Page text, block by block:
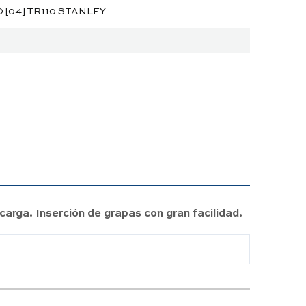
[04] TR110 STANLEY
Inserción de grapas con gran facilidad.